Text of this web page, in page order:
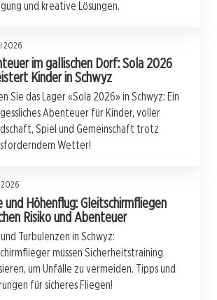
und kreative Lösungen.
2026
im gallischen Dorf: Sola 2026
Kinder in Schwyz
Sie das Lager «Sola 2026» in Schwyz: Ein
Abenteuer für Kinder, voller
Spiel und Gemeinschaft trotz
Wetter!
2026
und Höhenflug: Gleitschirmfliegen
Risiko und Abenteuer
Turbulenzen in Schwyz:
müssen Sicherheitstraining
um Unfälle zu vermeiden. Tipps und
für sicheres Fliegen!